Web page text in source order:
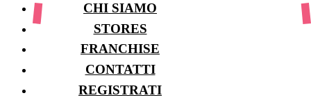
CHI SIAMO
STORES
FRANCHISE
CONTATTI
REGISTRATI